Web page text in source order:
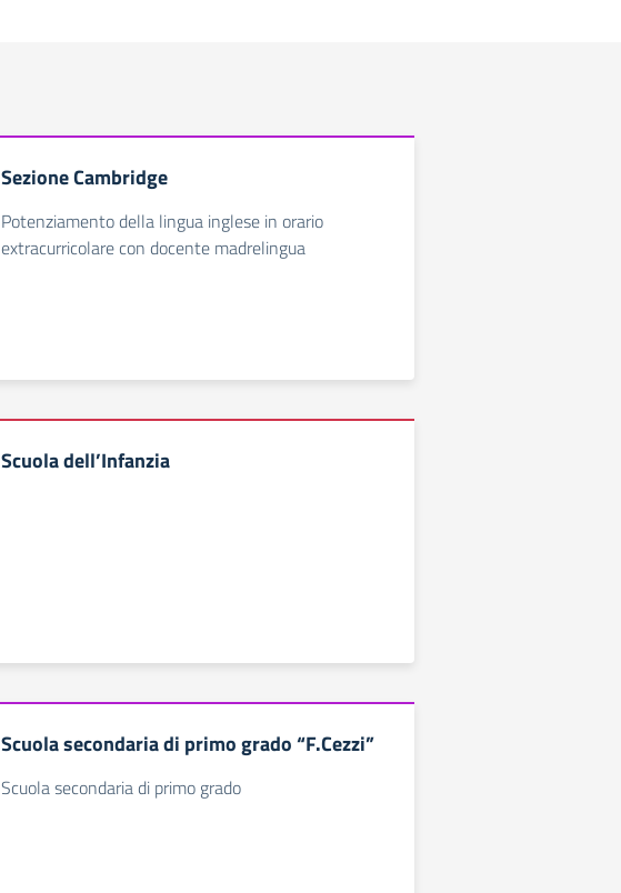
Sezione Cambridge
Potenziamento della lingua inglese in orario
extracurricolare con docente madrelingua
Scuola dell’Infanzia
Scuola secondaria di primo grado “F.Cezzi”
Scuola secondaria di primo grado